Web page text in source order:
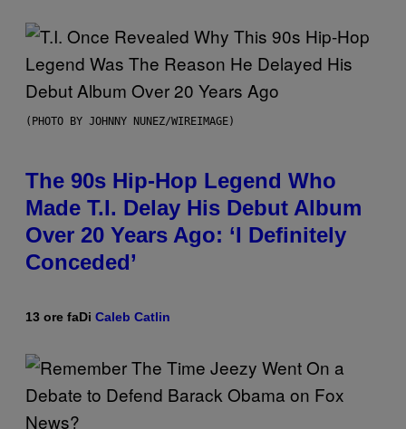
(PHOTO BY JOHNNY NUNEZ/WIREIMAGE)
The 90s Hip-Hop Legend Who
Made T.I. Delay His Debut Album
Over 20 Years Ago: ‘I Definitely
Conceded’
13 ore faDi Caleb Catlin